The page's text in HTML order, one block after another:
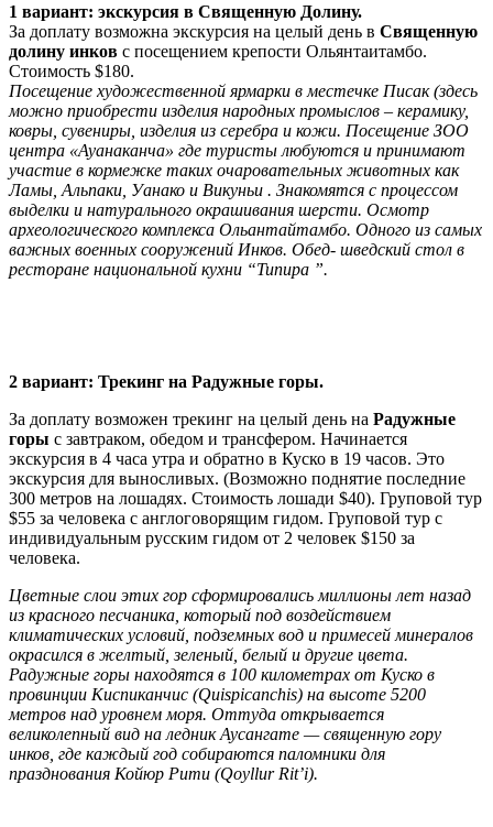
1 вариант: экскурсия в Священную Долину.
За доплату возможна экскурсия на целый день в Священную
долину инков с посещением крепости Ольянтаитамбо.
Стоимость $180.
Посещение художественной ярмарки в местечке Писак (здесь
можно приобрести изделия народных промыслов – керамику,
ковры, сувениры, изделия из серебра и кожи. Посещение ЗОО
центра «Ауанаканча» где туристы любуются и принимают
участие в кормежке таких очаровательных животных как
Ламы, Альпаки, Уанако и Викуньи . Знакомятся с процессом
выделки и натурального окрашивания шерсти. Осмотр
археологического комплекса Ольантайтамбо. Одного из самых
важных военных сооружений Инков. Обед- шведский стол в
ресторане национальной кухни “Tunupa ”.
2 вариант: Трекинг на Радужные горы.
За доплату возможен трекинг на целый день на Радужные
горы с завтраком, обедом и трансфером. Начинается
экскурсия в 4 часа утра и обратно в Куско в 19 часов. Это
экскурсия для выносливых. (Возможно поднятие последние
300 метров на лошадях. Стоимость лошади $40). Груповой тур
$55 за человека с англоговорящим гидом. Груповой тур c
индивидуальным русским гидом от 2 человек $150 за
человека.
Цветные слои этих гор сформировались миллионы лет назад
из красного песчаника, который под воздействием
климатических условий, подземных вод и примесей минералов
окрасился в желтый, зеленый, белый и другие цвета.
Радужные горы находятся в 100 километрах от Куско в
провинции Киспиканчис (Quispicanchis) на высоте 5200
метров над уровнем моря. Оттуда открывается
великолепный вид на ледник Аусангате — священную гору
инков, где каждый год собираются паломники для
празднования Койюр Рити (Qoyllur Rit’i).